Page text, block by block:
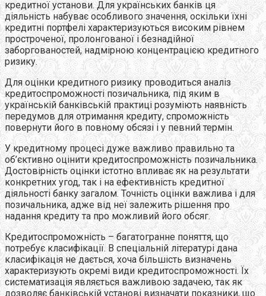
кредитної установи. Для українських банків ця
діяльність набуває особливого значення, оскільки їхні
кредитні портфелі характеризуються високим рівнем
простроченої, пролонгованої і безнадійної
заборгованостей, надмірною концентрацією кредитного
ризику.
Для оцінки кредитного ризику проводиться аналіз
кредитоспроможності позичальника, під яким в
українській банківській практиці розуміють наявність
передумов для отримання кредиту, спроможність
повернути його в повному обсязі і у певний термін.
У кредитному процесі дуже важливо правильно та
об’єктивно оцінити кредитоспроможність позичальника.
Достовірність оцінки істотно впливає як на результати
конкретних угод, так і на ефективність кредитної
діяльності банку загалом. Точність оцінки важлива і для
позичальника, адже від неї залежить рішення про
надання кредиту та про можливий його обсяг.
Кредитоспроможність – багатогранне поняття, що
потребує класифікації. В спеціальній літературі дана
класифікація не дається, хоча більшість визначень
характеризують окремі види кредитоспроможності. Їх
систематизація являється важливою задачею, так як
дозволяє банківській установі визначати показники, що